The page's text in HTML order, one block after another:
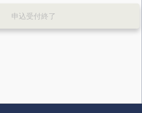
申込受付終了